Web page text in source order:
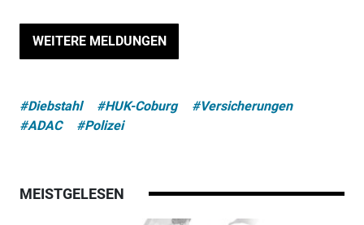
WEITERE MELDUNGEN
#Diebstahl #HUK-Coburg
#Versicherungen
#ADAC
#Polizei
MEISTGELESEN